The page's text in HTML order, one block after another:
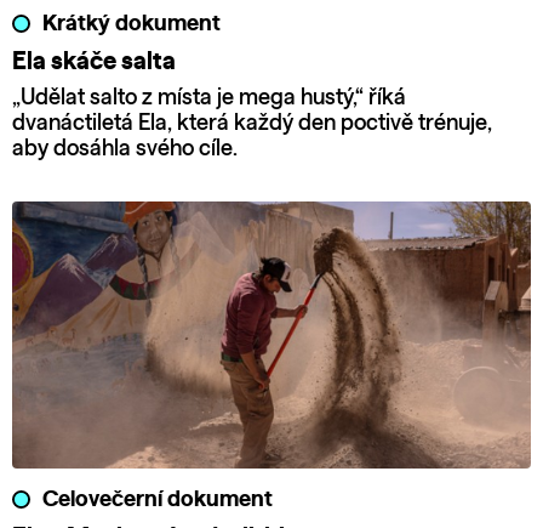
Krátký dokument
Ela skáče salta
„Udělat salto z místa je mega hustý,“ říká
dvanáctiletá Ela, která každý den poctivě trénuje,
aby dosáhla svého cíle.
Celovečerní dokument